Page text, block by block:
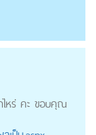
ไหร่ คะ ขอบคุณ